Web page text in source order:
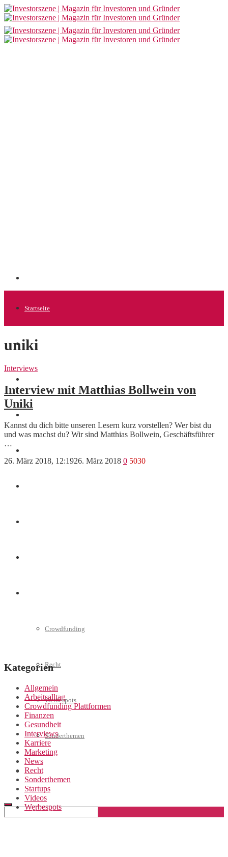
Startseite
Allgemein
Crowdfunding
Recht
Werbespots
Sonderthemen
Geschäftskonto eröffnen
uniki
Interviews
Interview mit Matthias Bollwein von
Uniki
Kannst du dich bitte unseren Lesern kurz vorstellen? Wer bist du
und was machst du? Wir sind Matthias Bollwein, Geschäftsführer
…
26. März 2018, 12:1926. März 2018 0 5030
Kategorien
Allgemein
Arbeitsalltag
Crowdfunding Plattformen
Finanzen
Gesundheit
Interviews
Karriere
Marketing
News
Recht
Sonderthemen
Startups
Videos
Werbespots